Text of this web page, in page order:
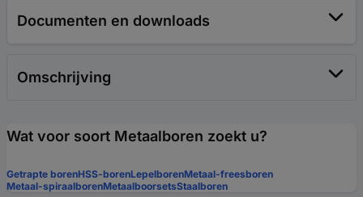
Documenten en downloads
Omschrijving
Wat voor soort Metaalboren zoekt u?
Getrapte borenHSS-borenLepelborenMetaal-freesboren
Metaal-spiraalborenMetaalboorsetsStaalboren